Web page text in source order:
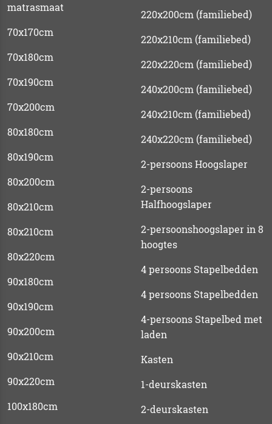
matrasmaat
70x170cm
70x180cm
70x190cm
70x200cm
80x180cm
80x190cm
80x200cm
80x210cm
80x210cm
80x220cm
90x180cm
90x190cm
90x200cm
90x210cm
90x220cm
100x180cm
220x200cm (familiebed)
220x210cm (familiebed)
220x220cm (familiebed)
240x200cm (familiebed)
240x210cm (familiebed)
240x220cm (familiebed)
2-persoons Hoogslaper
2-persoons
Halfhoogslaper
2-persoonshoogslaper in 8
hoogtes
4 persoons Stapelbedden
4 persoons Stapelbedden
4-persoons Stapelbed met
laden
Kasten
1-deurskasten
2-deurskasten